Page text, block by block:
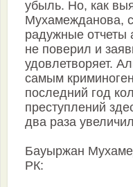
убыль. Но, как
Мухамежданова,
радужные отчеты
не поверил и
удовлетворяет.
самым
последний год
преступлений
два раза
Бауыржан
РК: